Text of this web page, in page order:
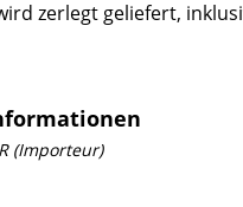
zerlegt geliefert,
(Importeur)